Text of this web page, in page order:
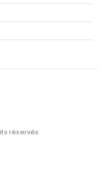
réservés